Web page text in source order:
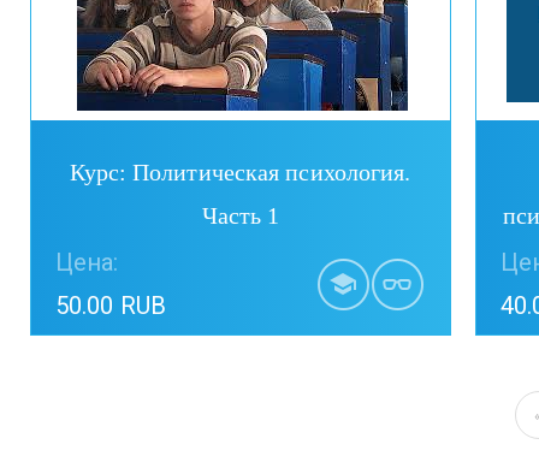
Курс: Политическая психология.
Часть 1
Цена:
50.00 RUB